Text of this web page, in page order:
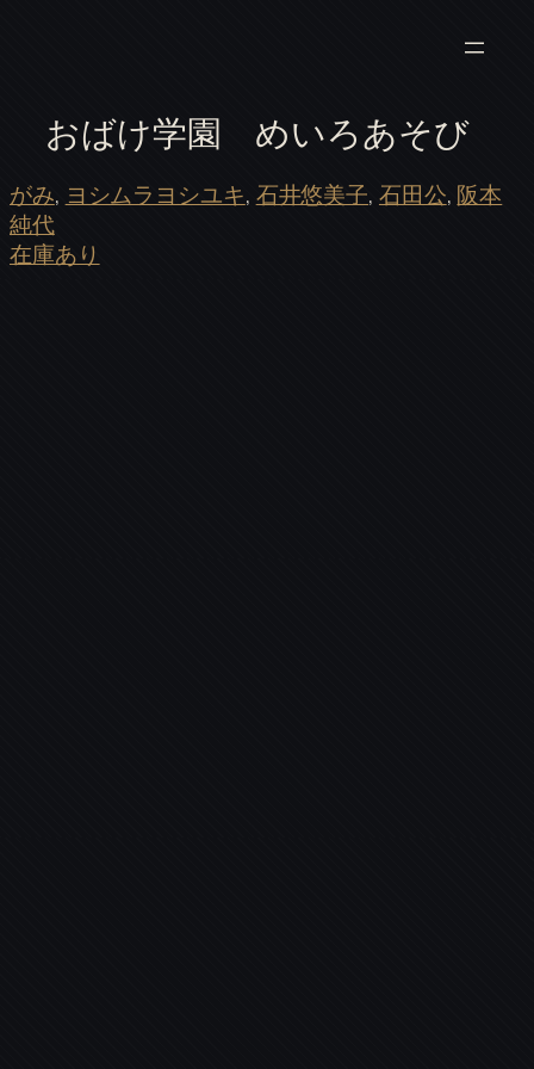
おばけ学園 めいろあそび
がみ, ヨシムラヨシユキ, 石井悠美子, 石田公, 阪本
純代
在庫あり